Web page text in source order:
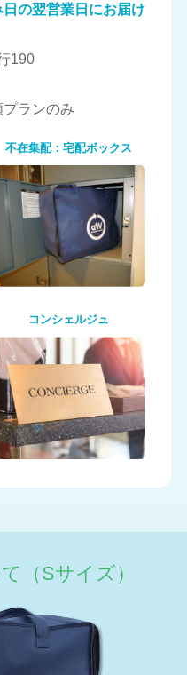
の翌営業日にお届け
190
ランのみ
不在集配：宅配ボックス
コンシェルジュ
（Sサイズ）